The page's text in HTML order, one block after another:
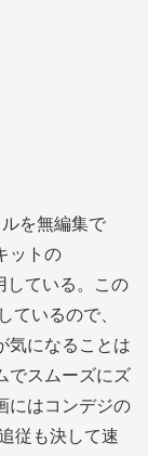
を無編集で
ットの
している。この
ているので、
気になることは
でスムーズにズ
にはコンデジの
従も決して速